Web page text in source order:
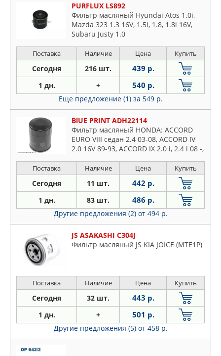
PURFLUX LS892
Фильтр масляный Hyundai Atos 1.0i,
Mazda 323 1.3 16V, 1.5i, 1.8, 1.8i 16V,
Subaru Justy 1.0
Поставка Наличие Цена Купить
Сегодня 216 шт. 439 р.
1 дн. + 540 р.
Еще предложение (1) за 549 р.
BlUE PRINT ADH22114
Фильтр масляный HONDA: ACCORD
EURO VIII седан 2.4 03-08, ACCORD IV
2.0 16V 89-93, ACCORD IX 2.0 i, 2.4 i 08 -,
ACCORD VII
Поставка Наличие Цена Купить
Сегодня 11 шт. 442 р.
1 дн. 83 шт. 486 р.
Другие предложения (2) от 494 р.
JS ASAKASHI C304J
Фильтр масляный JS KIA JOICE (MTE1P)
Поставка Наличие Цена Купить
Сегодня 32 шт. 443 р.
1 дн. + 501 р.
Другие предложения (5) от 458 р.